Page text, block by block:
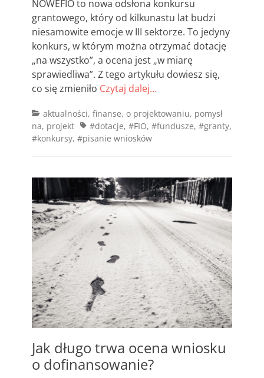
NOWEFIO to nowa odsłona konkursu
grantowego, który od kilkunastu lat budzi
niesamowite emocje w III sektorze. To jedyny
konkurs, w którym można otrzymać dotację
„na wszystko”, a ocena jest „w miarę
sprawiedliwa”. Z tego artykułu dowiesz się,
co się zmieniło Czytaj dalej…
Categories
aktualności, finanse, o projektowaniu, pomysł
na, projekt Tags#dotacje, #FIO, #fundusze, #granty,
#konkursy, #pisanie wniosków
Jak długo trwa ocena wniosku
o dofinansowanie?